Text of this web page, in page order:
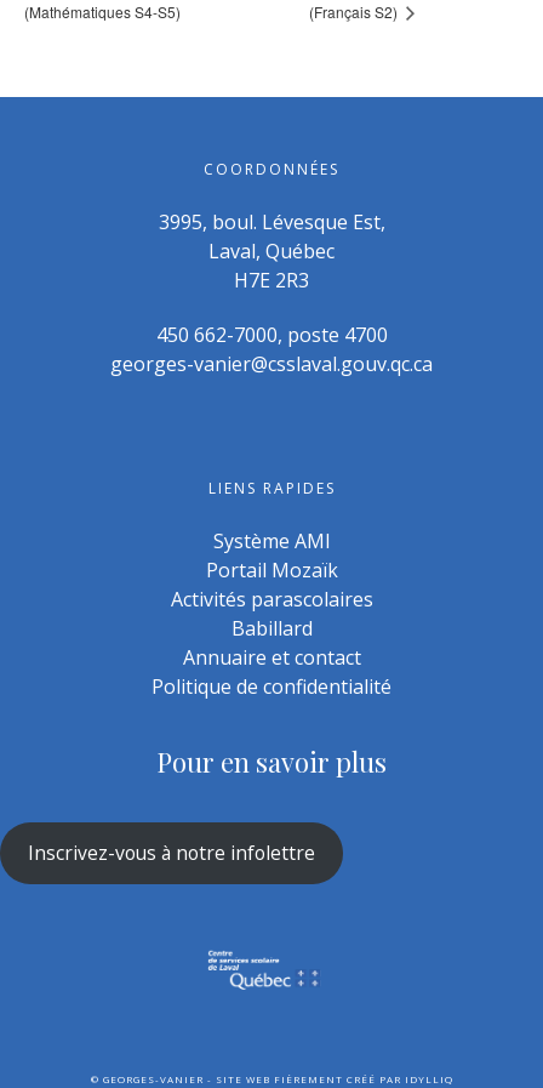
(Mathématiques S4-S5)
(Français S2)
COORDONNÉES
3995, boul. Lévesque Est,
Laval, Québec
H7E 2R3
450 662-7000, poste 4700
georges-vanier@csslaval.gouv.qc.ca
LIENS RAPIDES
Système AMI
Portail Mozaïk
Activités parascolaires
Babillard
Annuaire et contact
Politique de confidentialité
Pour en savoir plus
Inscrivez-vous à notre infolettre
© GEORGES-VANIER - SITE WEB FIÈREMENT CRÉÉ PAR IDYLLIQ